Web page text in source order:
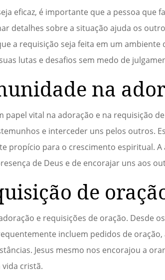
eficaz, é importante que a pessoa que
detalhes sobre a situação ajuda os
a requisição seja feita em um ambiente
lutas e desafios sem medo de
na
vital na adoração e na requisição
e interceder uns pelos outros.
propício para o crescimento espiritual.
de Deus e de encorajar uns aos
de
e requisições de oração. Desde
incluem pedidos de
Jesus mesmo nos encorajou a
cristã.